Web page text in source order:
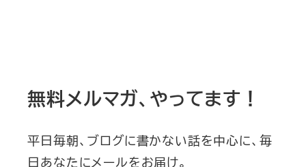
無料メルマガ、やってます！
平日毎朝、ブログに書かない話を中心に、毎
日あなたにメールをお届け。